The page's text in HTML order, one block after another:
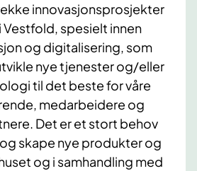
innovasjonsprosjekter
Vestfold, spesielt innen
og digitalisering, som
nye tjenester og/eller
til det beste for våre
medarbeidere og
Det er et stort behov
skape nye produkter og
og i samhandling med